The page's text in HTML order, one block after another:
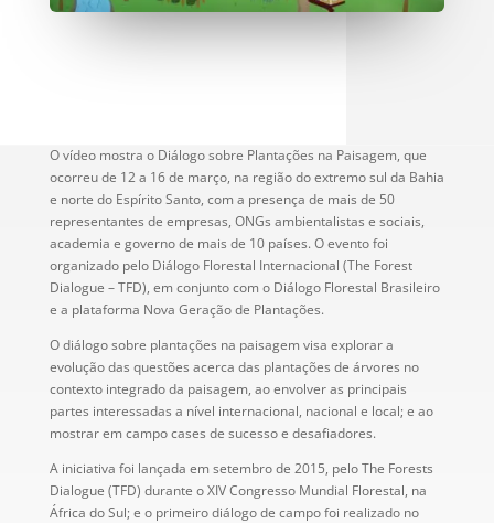
O vídeo mostra o Diálogo sobre Plantações na Paisagem, que
ocorreu de 12 a 16 de março, na região do extremo sul da Bahia
e norte do Espírito Santo, com a presença de mais de 50
representantes de empresas, ONGs ambientalistas e sociais,
academia e governo de mais de 10 países. O evento foi
organizado pelo Diálogo Florestal Internacional (The Forest
Dialogue – TFD), em conjunto com o Diálogo Florestal Brasileiro
e a plataforma Nova Geração de Plantações.
O diálogo sobre plantações na paisagem visa explorar a
evolução das questões acerca das plantações de árvores no
contexto integrado da paisagem, ao envolver as principais
partes interessadas a nível internacional, nacional e local; e ao
mostrar em campo cases de sucesso e desafiadores.
A iniciativa foi lançada em setembro de 2015, pelo The Forests
Dialogue (TFD) durante o XIV Congresso Mundial Florestal, na
África do Sul; e o primeiro diálogo de campo foi realizado no